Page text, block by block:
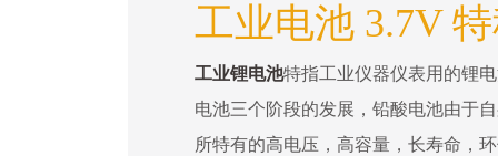
工业电池 3.7V
工业锂电池特指工业仪器仪表用的锂
电池三个阶段的发展，铅酸电池由于
所特有的高电压，高容量，长寿命，